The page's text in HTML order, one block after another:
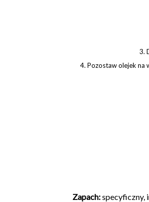
3.
4. Pozostaw olejek na
Zapach:specyficzny,